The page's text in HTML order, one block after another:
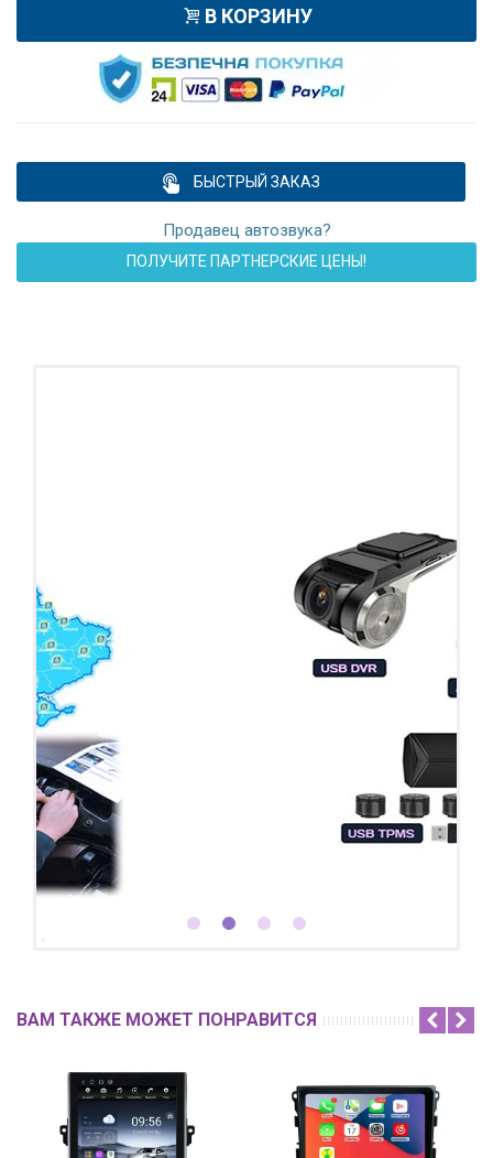
В КОРЗИНУ
БЫСТРЫЙ ЗАКАЗ
Продавец автозвука?
ПОЛУЧИТЕ ПАРТНЕРСКИЕ ЦЕНЫ!
ВАМ ТАКЖЕ МОЖЕТ ПОНРАВИТСЯ